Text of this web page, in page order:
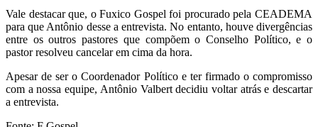
Vale destacar que, o Fuxico Gospel foi procurado pela CEADEMA
para que Antônio desse a entrevista. No entanto, houve divergências
entre os outros pastores que compõem o Conselho Político, e o
pastor resolveu cancelar em cima da hora.
Apesar de ser o Coordenador Político e ter firmado o compromisso
com a nossa equipe, Antônio Valbert decidiu voltar atrás e descartar
a entrevista.